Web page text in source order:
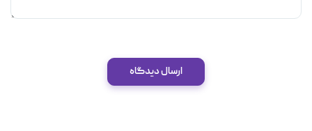
ارسال دیدگاه